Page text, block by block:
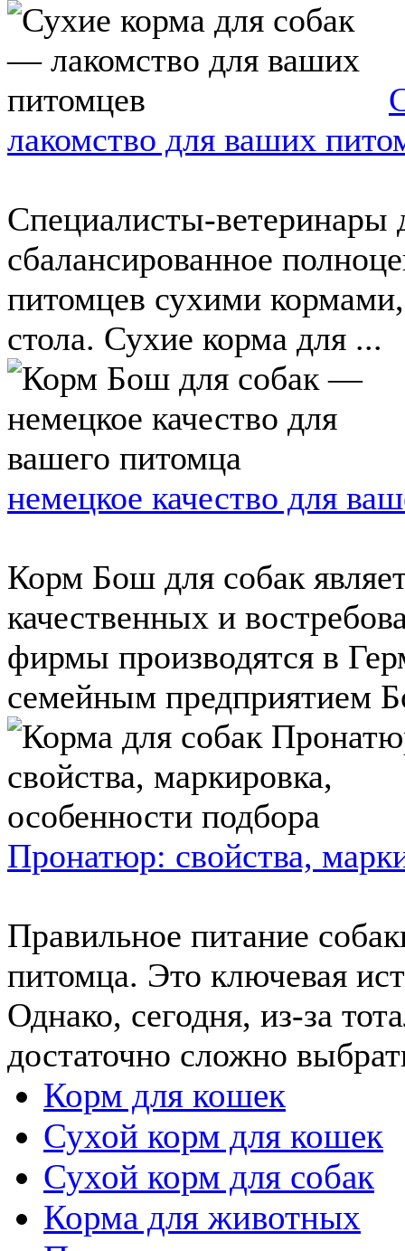
лакомство для ваших
Специалисты-ветеринары
сбалансированное
питомцев сухими
стола. Сухие корма для ...
немецкое качество для
Корм Бош для собак
качественных и
фирмы производятся в
семейным предприятием
Пронатюр: свойства,
Правильное питание
питомца. Это ключевая
Однако, сегодня, из-за
достаточно сложно
Корм для кошек
Сухой корм для кошек
Сухой корм для собак
Корма для животных